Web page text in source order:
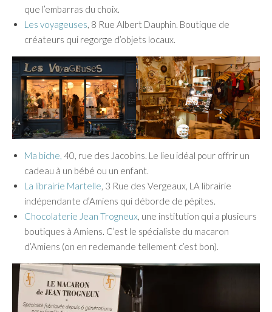
que l’embarras du choix.
Les voyageuses, 8 Rue Albert Dauphin. Boutique de
créateurs qui regorge d’objets locaux.
Ma biche, 40, rue des Jacobins. Le lieu idéal pour offrir un
cadeau à un bébé ou un enfant.
La librairie Martelle, 3 Rue des Vergeaux, LA librairie
indépendante d’Amiens qui déborde de pépites.
Chocolaterie Jean Trogneux, une institution qui a plusieurs
boutiques à Amiens. C’est le spécialiste du macaron
d’Amiens (on en redemande tellement c’est bon).